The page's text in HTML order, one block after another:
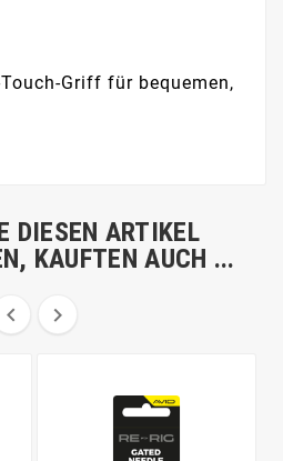
Griff für bequemen,
DIESEN ARTIKEL
KAUFTEN AUCH ...
 